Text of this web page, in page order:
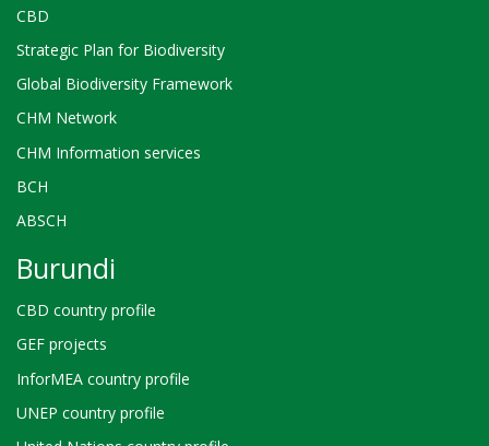
CBD
Strategic Plan for Biodiversity
Global Biodiversity Framework
CHM Network
CHM Information services
BCH
ABSCH
Burundi
CBD country profile
GEF projects
InforMEA country profile
UNEP country profile